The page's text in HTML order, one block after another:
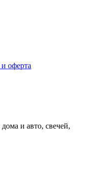
оферта
и авто, свечей,